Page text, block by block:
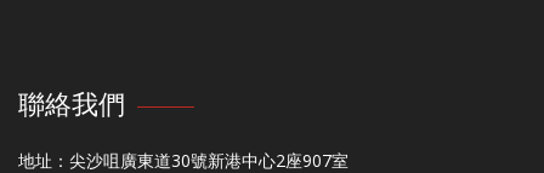
聯絡我們
地址：尖沙咀廣東道30號新港中心2座907室